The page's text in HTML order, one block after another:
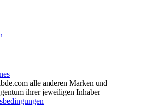
alle anderen Marken und
ihrer jeweiligen Inhaber